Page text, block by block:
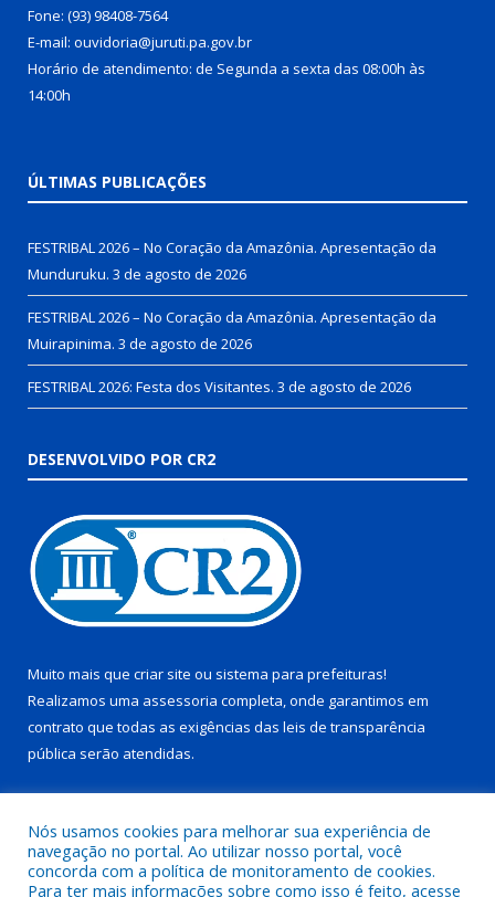
Fone: (93) 98408-7564
E-mail: ouvidoria@juruti.pa.gov.br
Horário de atendimento: de Segunda a sexta das 08:00h às
14:00h
ÚLTIMAS PUBLICAÇÕES
FESTRIBAL 2026 – No Coração da Amazônia. Apresentação da
Munduruku. 3 de agosto de 2026
FESTRIBAL 2026 – No Coração da Amazônia. Apresentação da
Muirapinima. 3 de agosto de 2026
FESTRIBAL 2026: Festa dos Visitantes. 3 de agosto de 2026
DESENVOLVIDO POR CR2
Muito mais que criar site ou sistema para prefeituras!
Realizamos uma assessoria completa, onde garantimos em
contrato que todas as exigências das leis de transparência
pública serão atendidas.
Nós usamos cookies para melhorar sua experiência de
navegação no portal. Ao utilizar nosso portal, você
concorda com a política de monitoramento de cookies.
Para ter mais informações sobre como isso é feito, acesse